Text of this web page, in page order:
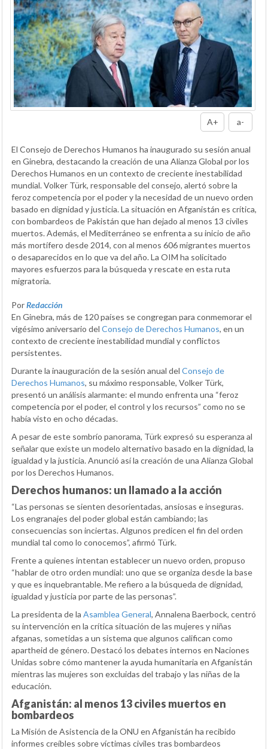
A+ a-
El Consejo de Derechos Humanos ha inaugurado su sesión anual
en Ginebra, destacando la creación de una Alianza Global por los
Derechos Humanos en un contexto de creciente inestabilidad
mundial. Volker Türk, responsable del consejo, alertó sobre la
feroz competencia por el poder y la necesidad de un nuevo orden
basado en dignidad y justicia. La situación en Afganistán es crítica,
con bombardeos de Pakistán que han dejado al menos 13 civiles
muertos. Además, el Mediterráneo se enfrenta a su inicio de año
más mortífero desde 2014, con al menos 606 migrantes muertos
o desaparecidos en lo que va del año. La OIM ha solicitado
mayores esfuerzos para la búsqueda y rescate en esta ruta
migratoria.
PorRedacción
En Ginebra, más de 120 países se congregan para conmemorar el
vigésimo aniversario del Consejo de Derechos Humanos, en un
contexto de creciente inestabilidad mundial y conflictos
persistentes.
Durante la inauguración de la sesión anual del Consejo de
Derechos Humanos, su máximo responsable, Volker Türk,
presentó un análisis alarmante: el mundo enfrenta una “feroz
competencia por el poder, el control y los recursos” como no se
había visto en ocho décadas.
A pesar de este sombrío panorama, Türk expresó su esperanza al
señalar que existe un modelo alternativo basado en la dignidad, la
igualdad y la justicia. Anunció así la creación de una Alianza Global
por los Derechos Humanos.
Derechos humanos: un llamado a la acción
“Las personas se sienten desorientadas, ansiosas e inseguras.
Los engranajes del poder global están cambiando; las
consecuencias son inciertas. Algunos predicen el fin del orden
mundial tal como lo conocemos”, afirmó Türk.
Frente a quienes intentan establecer un nuevo orden, propuso
“hablar de otro orden mundial: uno que se organiza desde la base
y que es inquebrantable. Me refiero a la búsqueda de dignidad,
igualdad y justicia por parte de las personas”.
La presidenta de la Asamblea General, Annalena Baerbock, centró
su intervención en la crítica situación de las mujeres y niñas
afganas, sometidas a un sistema que algunos califican como
apartheid de género. Destacó los debates internos en Naciones
Unidas sobre cómo mantener la ayuda humanitaria en Afganistán
mientras las mujeres son excluidas del trabajo y las niñas de la
educación.
Afganistán: al menos 13 civiles muertos en
bombardeos
La Misión de Asistencia de la ONU en Afganistán ha recibido
informes creíbles sobre víctimas civiles tras bombardeos